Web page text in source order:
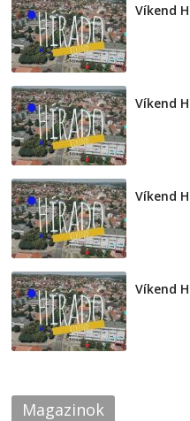
Víkend
Víkend
Víkend
Víkend
Magazinok